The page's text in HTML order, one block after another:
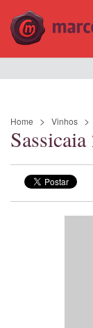
Home Vinhos
Sassicaia